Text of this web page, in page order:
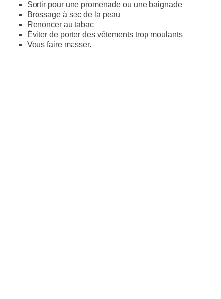
Sortir pour une promenade ou une baignade
Brossage à sec de la peau
Renoncer au tabac
Éviter de porter des vêtements trop moulants
Vous faire masser.